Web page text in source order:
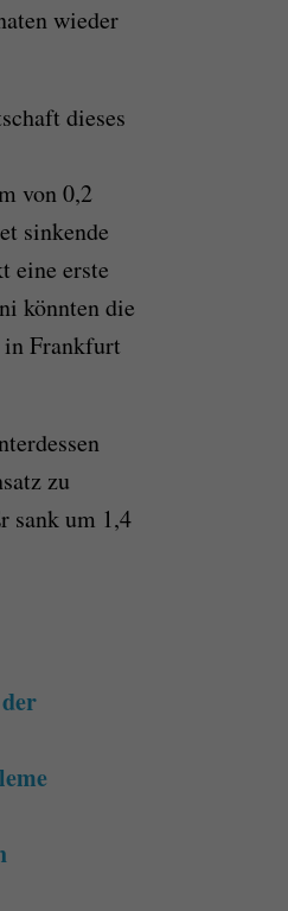
wieder
dieses
von 0,2
sinkende
eine erste
könnten die
Frankfurt
zu
sank um 1,4